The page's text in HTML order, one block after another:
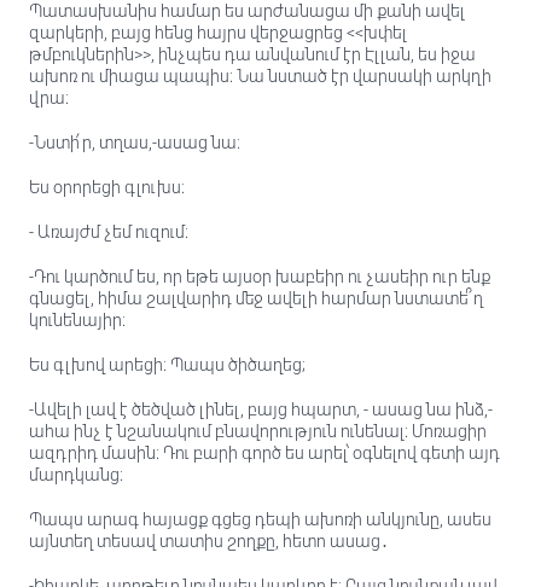
Պատասխանիս համար ես արժանացա մի քանի ավել
զարկերի, բայց հենց հայրս վերջացրեց <<խփել
թմբուկներին>>, ինչպես դա անվանում էր Էլլան, ես իջա
ախոռ ու միացա պապիս։ Նա նստած էր վարսակի արկղի
վրա։
-Նստի՛ր, տղաս,-ասաց նա։
Ես օրորեցի գլուխս։
- Առայժմ չեմ ուզում։
-Դու կարծում ես, որ եթե այսօր խաբեիր ու չասեիր ուր ենք
գնացել, հիմա շալվարիդ մեջ ավելի հարմար նստատե՞ղ
կունենայիր։
Ես գլխով արեցի։ Պապս ծիծաղեց;
-Ավելի լավ է ծեծված լինել, բայց հպարտ, - ասաց նա ինձ,-
ահա ինչ է նշանակում բնավորություն ունենալ։ Մոռացիր
ազդրիդ մասին։ Դու բարի գործ ես արել՝ օգնելով գետի այդ
մարդկանց։
Պապս արագ հայացք գցեց դեպի ախոռի անկյունը, ասես
այնտեղ տեսավ տատիս շողքը, հետո ասաց․